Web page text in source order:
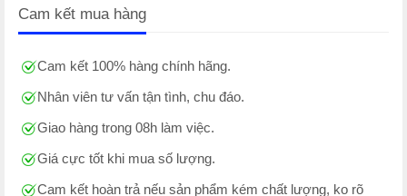
Cam kết mua hàng
Cam kết 100% hàng chính hãng.
Nhân viên tư vấn tận tình, chu đáo.
Giao hàng trong 08h làm việc.
Giá cực tốt khi mua số lượng.
Cam kết hoàn trả nếu sản phẩm kém chất lượng, ko rõ